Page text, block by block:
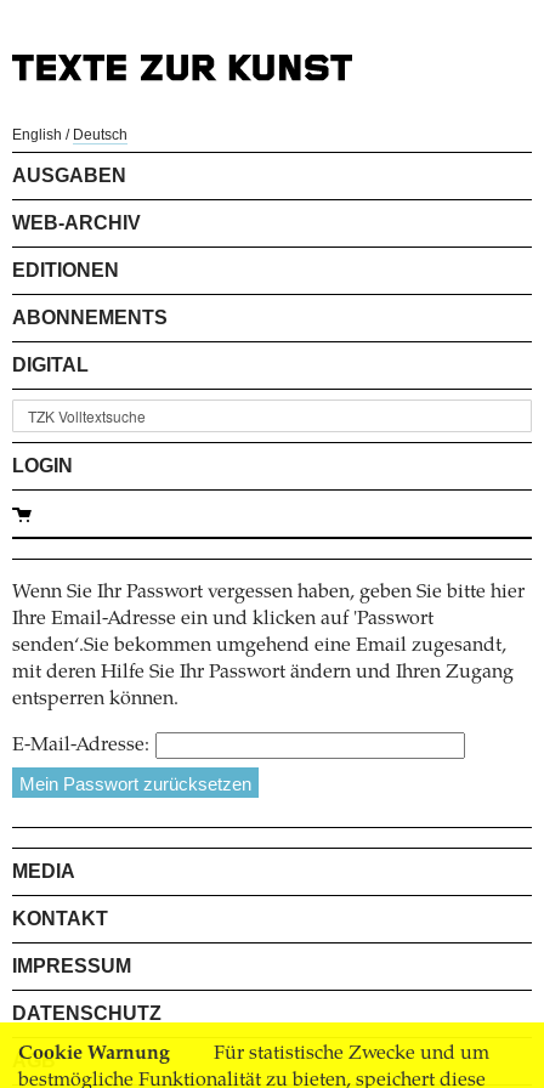
Cookie Warnung
Für statistische Zwecke und um
bestmögliche Funktionalität zu bieten, speichert diese
English / Deutsch
AUSGABEN
WEB-ARCHIV
EDITIONEN
ABONNEMENTS
DIGITAL
LOGIN
Wenn Sie Ihr Passwort vergessen haben, geben Sie bitte hier
Ihre Email-Adresse ein und klicken auf 'Passwort
senden‘.Sie bekommen umgehend eine Email zugesandt,
mit deren Hilfe Sie Ihr Passwort ändern und Ihren Zugang
entsperren können.
E-Mail-Adresse:
MEDIA
KONTAKT
IMPRESSUM
DATENSCHUTZ
AGB